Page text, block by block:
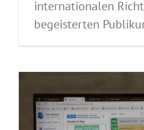
internationalen
begeisterten